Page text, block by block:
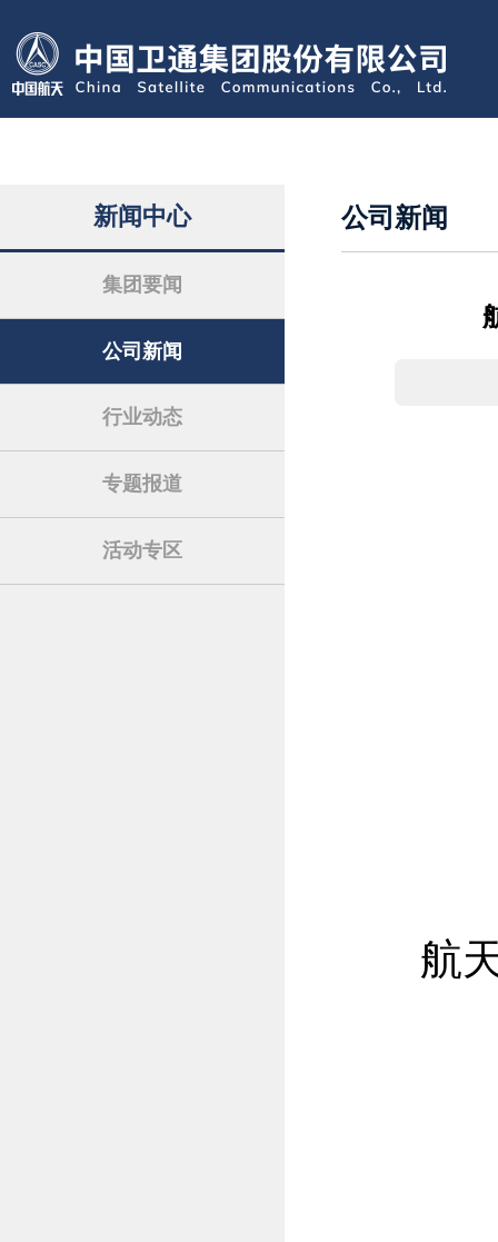
新闻中心
集团要闻
公司新闻
行业动态
专题报道
活动专区
公司新闻
航